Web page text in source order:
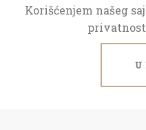
Korišćenjem našeg
U
Radno vreme
Ponedeljak - petak: 09 -